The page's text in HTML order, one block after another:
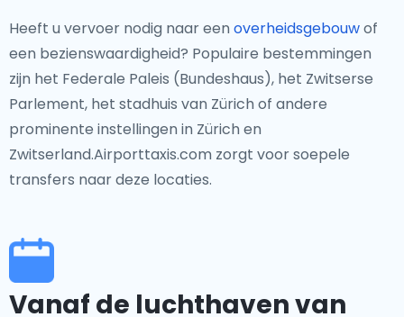
Heeft u vervoer nodig naar een overheidsgebouwof
een bezienswaardigheid? Populaire bestemmingen
zijn het Federale Paleis (Bundeshaus), het Zwitserse
Parlement, het stadhuis van Zürich of andere
prominente instellingen in Zürich en
Zwitserland.Airporttaxis.com zorgt voor soepele
transfers naar deze locaties.
Vanaf de luchthaven van